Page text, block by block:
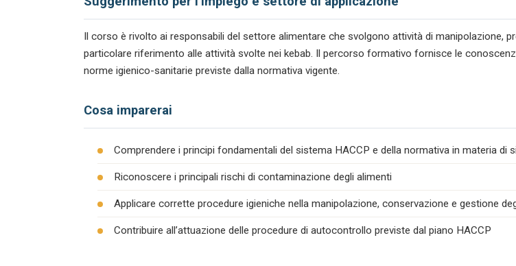
Il corso è rivolto ai responsabili del settore alimentare che svolgono attività di manipolazione,
particolare riferimento alle attività svolte nei kebab. Il percorso formativo fornisce le
norme igienico-sanitarie previste dalla normativa vigente.
Cosa imparerai
Comprendere i principi fondamentali del sistema HACCP e della normativa in materia di
Riconoscere i principali rischi di contaminazione degli alimenti
Applicare corrette procedure igieniche nella manipolazione, conservazione e gestione
Contribuire all’attuazione delle procedure di autocontrollo previste dal piano HACCP